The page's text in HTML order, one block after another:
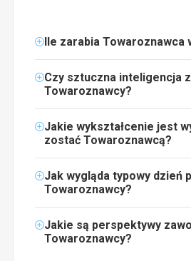
Ile zarabia Towaroznawca
Czy sztuczna inteligencja
Towaroznawcy?
Jakie wykształcenie jest
zostać Towaroznawcą?
Jak wygląda typowy dzień
Towaroznawcy?
Jakie są perspektywy
Towaroznawcy?